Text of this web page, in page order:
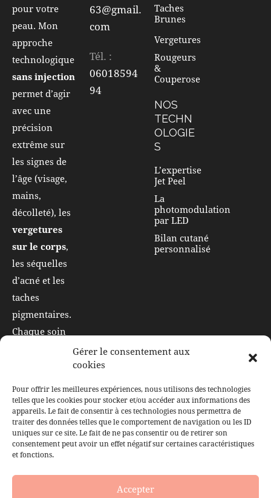
Gérer le consentement aux
cookies
Pour offrir les meilleures expériences, nous utilisons des technologies
telles que les cookies pour stocker et/ou accéder aux informations des
appareils. Le fait de consentir à ces technologies nous permettra de
traiter des données telles que le comportement de navigation ou les ID
uniques sur ce site. Le fait de ne pas consentir ou de retirer son
consentement peut avoir un effet négatif sur certaines caractéristiques
et fonctions.
Accepter
pour votre
peau. Mon
approche
technologique
sans injection
permet d’agir
avec une
précision
extrême sur
les signes de
l’âge (visage,
mains,
décolleté), les
vergetures
sur le corps,
les séquelles
d’acné et les
taches
pigmentaires.
Chaque soin
cutanéepour
des résultats
naturels et
durables.
63@gmail.
com
Tél. :
06018594
94
Taches
Brunes
Vergetures
Rougeurs
&
Couperose
NOS
TECHN
OLOGIE
S
L’expertise
Jet Peel
La
photomodulation
par LED
Bilan cutané
personnalisé
des soins esthétiques non médicaux. Ils ne se substituent